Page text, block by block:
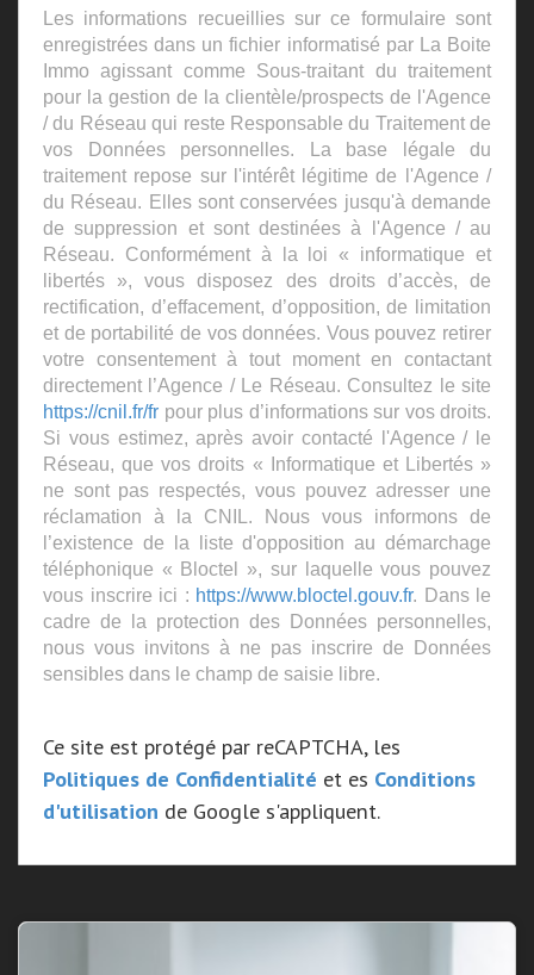
Les informations recueillies sur ce formulaire sont
enregistrées dans un fichier informatisé par La Boite
Immo agissant comme Sous-traitant du traitement
pour la gestion de la clientèle/prospects de l'Agence
/ du Réseau qui reste Responsable du Traitement de
vos Données personnelles. La base légale du
traitement repose sur l'intérêt légitime de l'Agence /
du Réseau. Elles sont conservées jusqu'à demande
de suppression et sont destinées à l'Agence / au
Réseau. Conformément à la loi « informatique et
libertés », vous disposez des droits d’accès, de
rectification, d’effacement, d’opposition, de limitation
et de portabilité de vos données. Vous pouvez retirer
votre consentement à tout moment en contactant
directement l’Agence / Le Réseau. Consultez le site
https://cnil.fr/fr pour plus d’informations sur vos droits.
Si vous estimez, après avoir contacté l'Agence / le
Réseau, que vos droits « Informatique et Libertés »
ne sont pas respectés, vous pouvez adresser une
réclamation à la CNIL. Nous vous informons de
l’existence de la liste d'opposition au démarchage
téléphonique « Bloctel », sur laquelle vous pouvez
vous inscrire ici : https://www.bloctel.gouv.fr. Dans le
cadre de la protection des Données personnelles,
nous vous invitons à ne pas inscrire de Données
sensibles dans le champ de saisie libre.
Ce site est protégé par reCAPTCHA, les
Politiques de Confidentialité et es Conditions
d'utilisation de Google s'appliquent.